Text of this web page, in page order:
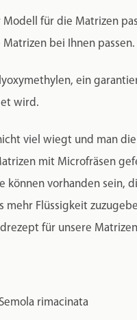
Modell für die Matrizen
bei Ihnen passen.
ein
wird.
viel wiegt und man
mit Microfräsen
können vorhanden sein,
mehr Flüssigkeit
für unsere
rimacinata